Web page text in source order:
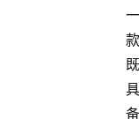
一
款
既
具
备